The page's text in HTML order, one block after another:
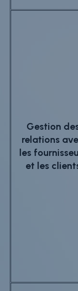
Gestion
relations
les
et les